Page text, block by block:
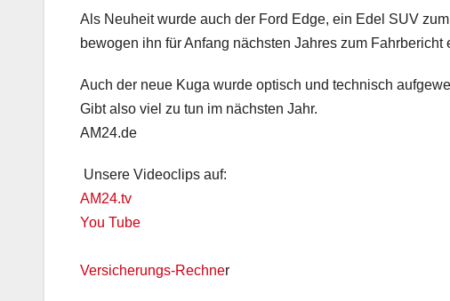
Als Neuheit wurde auch der Ford Edge, ein Edel SUV
bewogen ihn für Anfang nächsten Jahres zum Fahrbericht
Auch der neue Kuga wurde optisch und technisch
Gibt also viel zu tun im nächsten Jahr.
AM24.de
Unsere Videoclips auf:
AM24.tv
You Tube
Versicherungs-Rechner